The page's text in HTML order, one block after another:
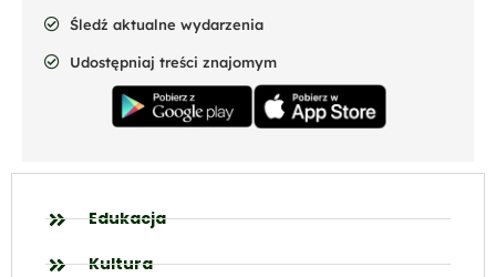
Śledź aktualne wydarzenia
Udostępniaj treści znajomym
Edukacja
Kultura